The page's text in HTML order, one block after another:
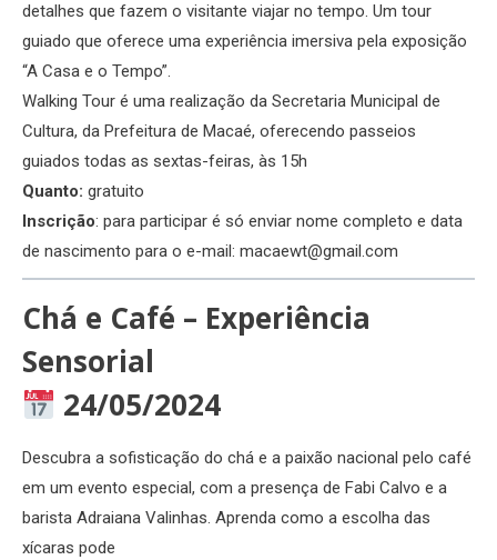
detalhes que fazem o visitante viajar no tempo. Um tour
guiado que oferece uma experiência imersiva pela exposição
“A Casa e o Tempo”.
Walking Tour é uma realização da Secretaria Municipal de
Cultura, da Prefeitura de Macaé, oferecendo passeios
guiados todas as sextas-feiras, às 15h
Quanto: gratuito
Inscrição: para participar é só enviar nome completo e data
de nascimento para o e-mail: macaewt@gmail.com
Chá e Café – Experiência
Sensorial
24/05/2024
Descubra a sofisticação do chá e a paixão nacional pelo café
em um evento especial, com a presença de Fabi Calvo e a
barista Adraiana Valinhas. Aprenda como a escolha das
xícaras pode